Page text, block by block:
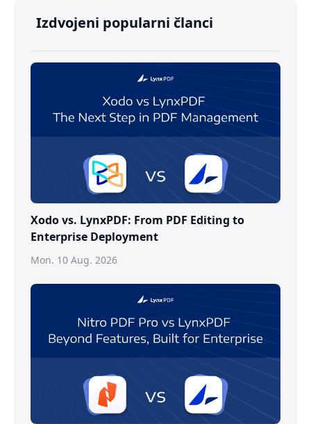
Izdvojeni popularni članci
Xodo vs. LynxPDF: From PDF Editing to
Enterprise Deployment
Mon. 10 Aug. 2026